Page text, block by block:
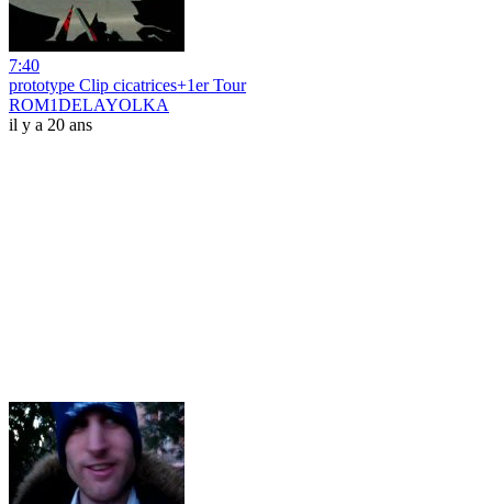
7:40
prototype Clip cicatrices+1er Tour
ROM1DELAYOLKA
il y a 20 ans